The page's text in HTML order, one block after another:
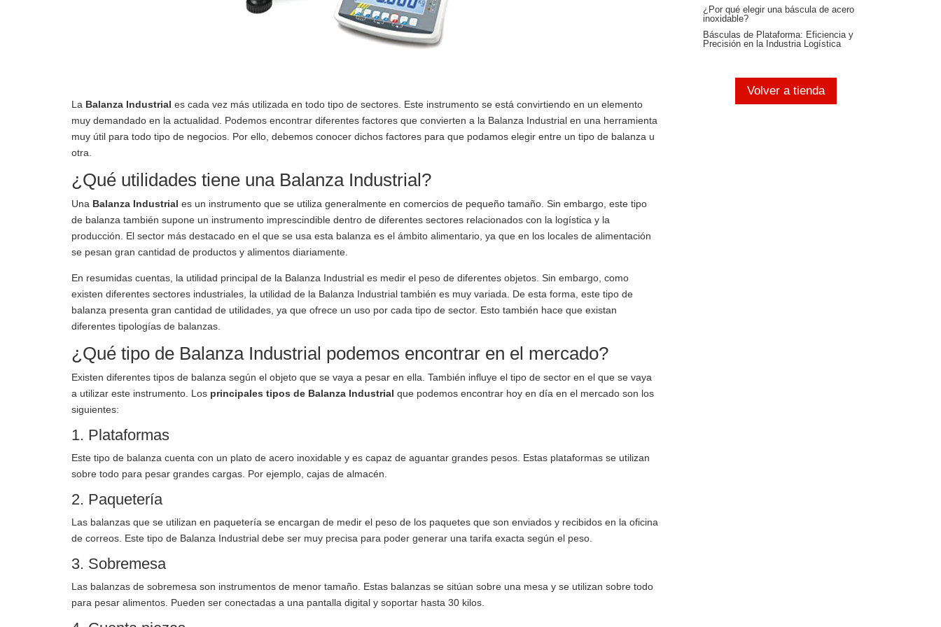
La Balanza Industrial es cada vez más utilizada en todo tipo de sectores. Este instrumento se está convirtiendo en un elemento
muy demandado en la actualidad. Podemos encontrar diferentes factores que convierten a la Balanza Industrial en una herramienta
muy útil para todo tipo de negocios. Por ello, debemos conocer dichos factores para que podamos elegir entre un tipo de balanza u
otra.
¿Qué utilidades tiene una Balanza Industrial?
Una Balanza Industrial es un instrumento que se utiliza generalmente en comercios de pequeño tamaño. Sin embargo, este tipo
de balanza también supone un instrumento imprescindible dentro de diferentes sectores relacionados con la logística y la
producción. El sector más destacado en el que se usa esta balanza es el ámbito alimentario, ya que en los locales de alimentación
se pesan gran cantidad de productos y alimentos diariamente.
En resumidas cuentas, la utilidad principal de la Balanza Industrial es medir el peso de diferentes objetos. Sin embargo, como
existen diferentes sectores industriales, la utilidad de la Balanza Industrial también es muy variada. De esta forma, este tipo de
balanza presenta gran cantidad de utilidades, ya que ofrece un uso por cada tipo de sector. Esto también hace que existan
diferentes tipologías de balanzas.
¿Qué tipo de Balanza Industrial podemos encontrar en el mercado?
Existen diferentes tipos de balanza según el objeto que se vaya a pesar en ella. También influye el tipo de sector en el que se vaya
a utilizar este instrumento. Los principales tipos de Balanza Industrial que podemos encontrar hoy en día en el mercado son los
siguientes:
1. Plataformas
Este tipo de balanza cuenta con un plato de acero inoxidable y es capaz de aguantar grandes pesos. Estas plataformas se utilizan
sobre todo para pesar grandes cargas. Por ejemplo, cajas de almacén.
2. Paquetería
Las balanzas que se utilizan en paquetería se encargan de medir el peso de los paquetes que son enviados y recibidos en la oficina
de correos. Este tipo de Balanza Industrial debe ser muy precisa para poder generar una tarifa exacta según el peso.
3. Sobremesa
Las balanzas de sobremesa son instrumentos de menor tamaño. Estas balanzas se sitúan sobre una mesa y se utilizan sobre todo
para pesar alimentos. Pueden ser conectadas a una pantalla digital y soportar hasta 30 kilos.
¿Por qué elegir una báscula de acero
inoxidable?
Básculas de Plataforma: Eficiencia y
Precisión en la Industria Logística
Volver a tienda